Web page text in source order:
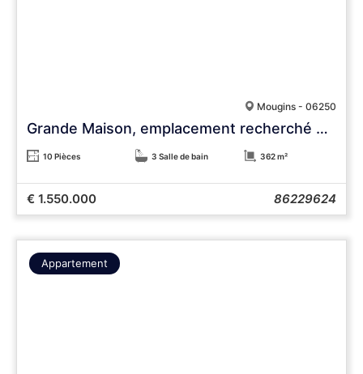
Mougins - 06250
Grande Maison, emplacement recherché et multiples possibilités
10 Pièces 3 Salle de bain 362 m²
€ 1.550.000 86229624
Appartement